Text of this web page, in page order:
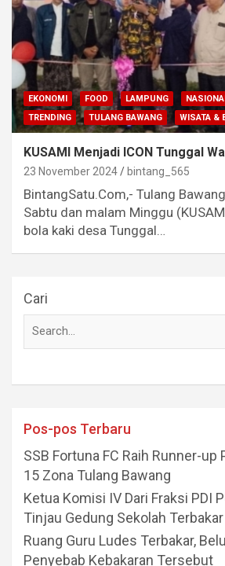
EKONOMI FOOD LAMPUNG
TRENDING
TULANG BAWANG WISATA &
KUSAMI Menjadi ICON Tunggal
23 November 2024 bintang_565
BintangSatu.Com,- Tulang
Sabtu dan malam Minggu
bola kaki desa Tunggal…
Cari
Pos-pos Terbaru
SSB Fortuna FC Raih Runner-up
15 Zona Tulang Bawang
Ketua Komisi IV Dari Fraksi PDI
Tinjau Gedung Sekolah Terbakar
Ruang Guru Ludes Terbakar,
Penyebab Kebakaran Tersebut